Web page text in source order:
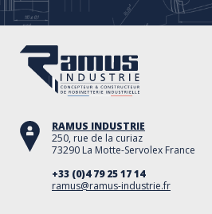
RAMUS INDUSTRIE
250, rue de la curiaz
73290 La Motte-Servolex France
+33 (0)4 79 25 17 14
ramus@ramus-industrie.fr